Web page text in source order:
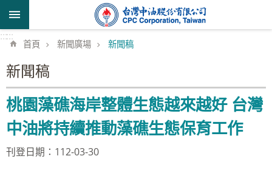
跳到主要內容區塊
::::::
首頁 新聞廣場 新聞稿
新聞稿
桃園藻礁海岸整體生態越來越好 台灣
中油將持續推動藻礁生態保育工作
刊登日期：112-03-30